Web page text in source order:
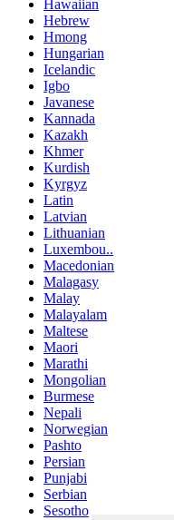
Hawaiian
Hebrew
Hmong
Hungarian
Icelandic
Igbo
Javanese
Kannada
Kazakh
Khmer
Kurdish
Kyrgyz
Latin
Latvian
Lithuanian
Luxembou..
Macedonian
Malagasy
Malay
Malayalam
Maltese
Maori
Marathi
Mongolian
Burmese
Nepali
Norwegian
Pashto
Persian
Punjabi
Serbian
Sesotho